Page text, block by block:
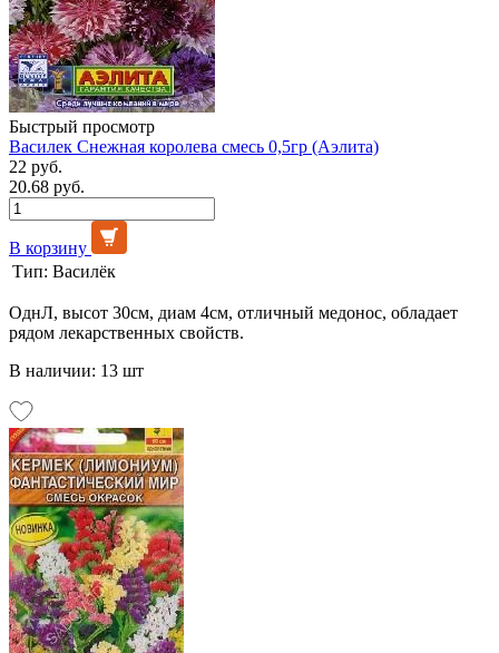
Быстрый просмотр
Василек Снежная королева смесь 0,5гр (Аэлита)
22 руб.
20.68 руб.
В корзину
Тип: Василёк
ОднЛ, высот 30см, диам 4см, отличный медонос, обладает
рядом лекарственных свойств.
В наличии: 13 шт